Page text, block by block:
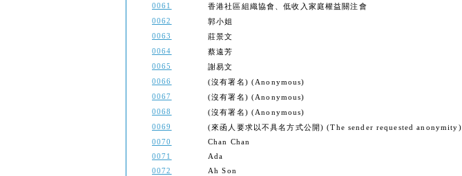
0061
香港社區組織協會、低收入家庭權益關注會
0062
郭小姐
0063
莊景文
0064
蔡遠芳
0065
謝易文
0066
(沒有署名) (Anonymous)
0067
(沒有署名) (Anonymous)
0068
(沒有署名) (Anonymous)
0069
(來函人要求以不具名方式公開) (The sender requested anonymity)
0070
Chan Chan
0071
Ada
0072
Ah Son